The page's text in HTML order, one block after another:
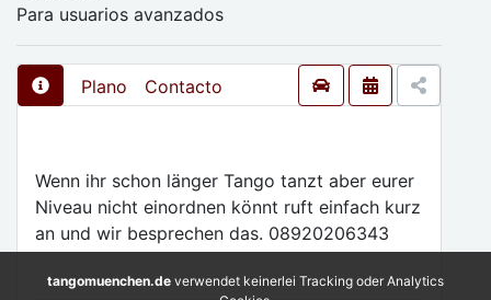
Para usuarios avanzados
Plano Contacto
Wenn ihr schon länger Tango tanzt aber eurer
Niveau nicht einordnen könnt ruft einfach kurz
an und wir besprechen das. 08920206343
tangomuenchen.de verwendet keinerlei Tracking oder Analytics